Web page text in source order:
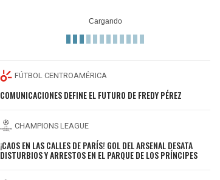
FÚTBOL CENTROAMÉRICA
COMUNICACIONES DEFINE EL FUTURO DE FREDY PÉREZ
CHAMPIONS LEAGUE
¡CAOS EN LAS CALLES DE PARÍS! GOL DEL ARSENAL DESATA
DISTURBIOS Y ARRESTOS EN EL PARQUE DE LOS PRÍNCIPES